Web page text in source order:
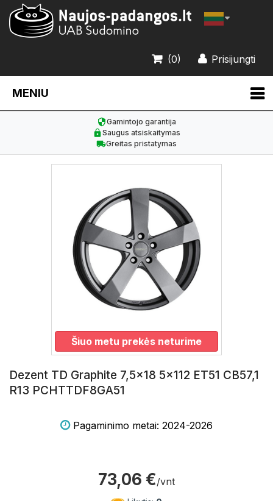
Prisijungti
(0)
MENIU
Gamintojo garantija
Saugus atsiskaitymas
Greitas pristatymas
Šiuo metu prekės neturime
Dezent TD Graphite 7,5x18 5x112 ET51 CB57,1
R13 PCHTTDF8GA51
Pagaminimo metai: 2024-2026
73,06 €/vnt